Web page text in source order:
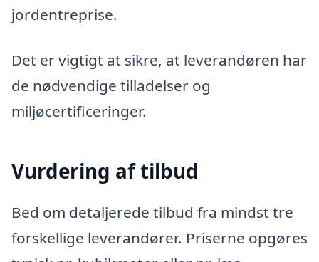
jordentreprise.
Det er vigtigt at sikre, at leverandøren har
de nødvendige tilladelser og
miljøcertificeringer.
Vurdering af tilbud
Bed om detaljerede tilbud fra mindst tre
forskellige leverandører. Priserne opgøres